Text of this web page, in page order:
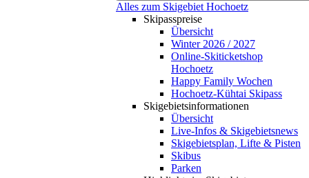
Alles zum Skigebiet Hochoetz
Skipasspreise
Übersicht
Winter 2026 / 2027
Online-Skiticketshop
Hochoetz
Happy Family Wochen
Hochoetz-Kühtai Skipass
Skigebietsinformationen
Übersicht
Live-Infos & Skigebietsnews
Skigebietsplan, Lifte & Pisten
Skibus
Parken